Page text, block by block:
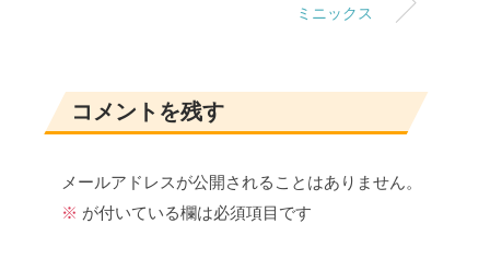
ミニックス
コメントを残す
メールアドレスが公開されることはありません。
※ が付いている欄は必須項目です